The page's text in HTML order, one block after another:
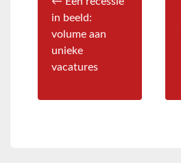
in beeld:
volume aan
unieke
vacatures